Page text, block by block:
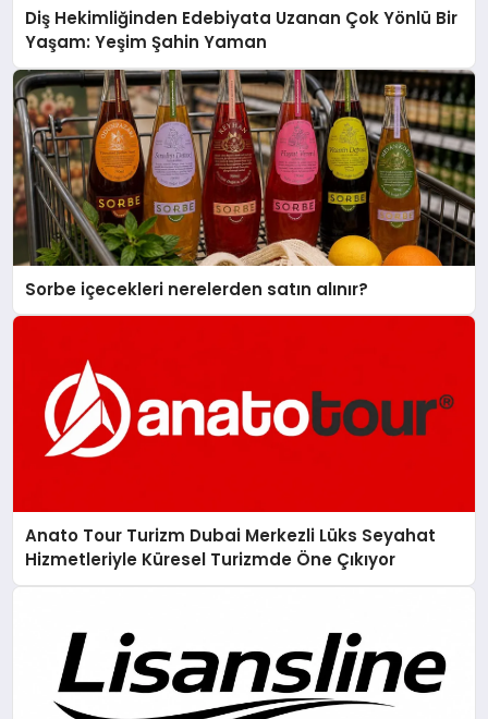
Diş Hekimliğinden Edebiyata Uzanan Çok Yönlü Bir
Yaşam: Yeşim Şahin Yaman
Sorbe içecekleri nerelerden satın alınır?
Anato Tour Turizm Dubai Merkezli Lüks Seyahat
Hizmetleriyle Küresel Turizmde Öne Çıkıyor